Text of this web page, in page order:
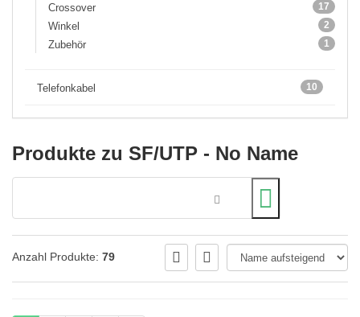
17
Crossover
2
Winkel
1
Zubehör
10
Telefonkabel
Produkte zu SF/UTP - No Name
Anzahl Produkte: 79